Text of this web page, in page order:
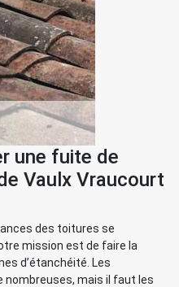
une fuite de
Vaulx Vraucourt
des toitures se
mission est de faire la
d’étanchéité. Les
mais il faut les